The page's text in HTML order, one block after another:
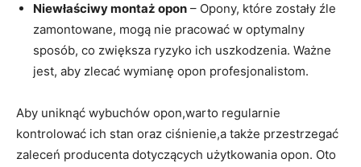
Niewłaściwy montaż‍ opon – Opony, które ⁢zostały źle
zamontowane, mogą nie pracować w⁤ optymalny
sposób,​ co zwiększa ryzyko ich uszkodzenia.‌ Ważne
jest, aby zlecać wymianę opon profesjonalistom.
Aby‌ uniknąć⁤ wybuchów opon,warto regularnie‌
kontrolować ich stan oraz ‌ciśnienie,a także ⁤przestrzegać ​
zaleceń producenta dotyczących użytkowania opon. Oto